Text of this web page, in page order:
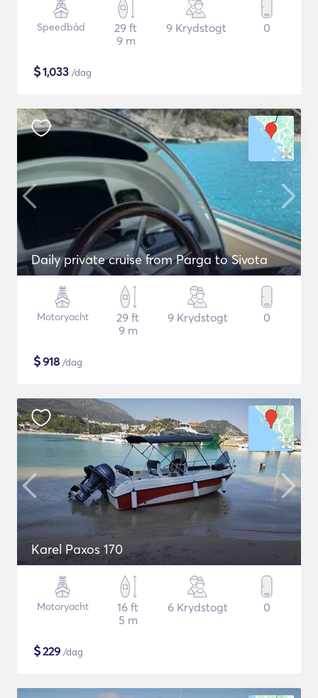
Speedbåd
29 ft
9 m
9 Krydstogt 0
$1,033 /dag
Daily private cruise from Parga to Sivota
Motoryacht
29 ft
9 m
9 Krydstogt 0
$918 /dag
Karel Paxos 170
Motoryacht
16 ft
5 m
6 Krydstogt 0
$229 /dag